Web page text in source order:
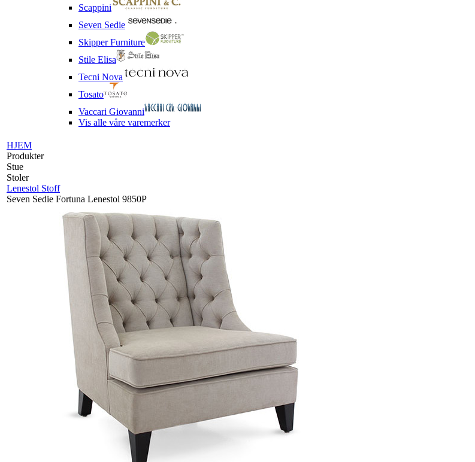
Scappini
Seven Sedie
Skipper Furniture
Stile Elisa
Tecni Nova
Tosato
Vaccari Giovanni
Vis alle våre varemerker
HJEM
Produkter
Stue
Stoler
Lenestol Stoff
Seven Sedie Fortuna Lenestol 9850P